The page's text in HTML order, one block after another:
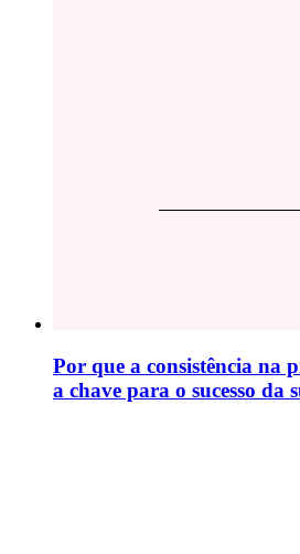
Por que a consistência na
a chave para o sucesso da